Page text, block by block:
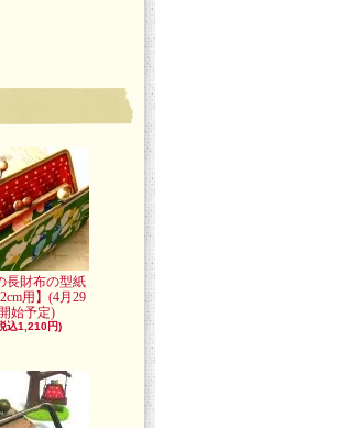
長財布の型紙
用】(4月29
始予定)
込1,210円)